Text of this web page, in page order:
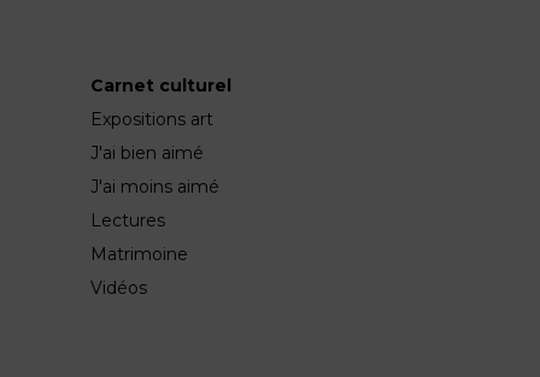
Carnet culturel
Expositions art
J'ai bien aimé
J'ai moins aimé
Lectures
Matrimoine
Vidéos